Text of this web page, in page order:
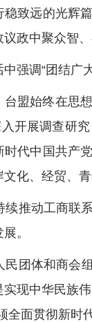
致远的光辉
政中聚众智
调“团结广大
始终在思想
入开展调查研
代中国共产
化、经贸、
动工商联系
。
体和商会组
现中华民族
全面贯彻新时